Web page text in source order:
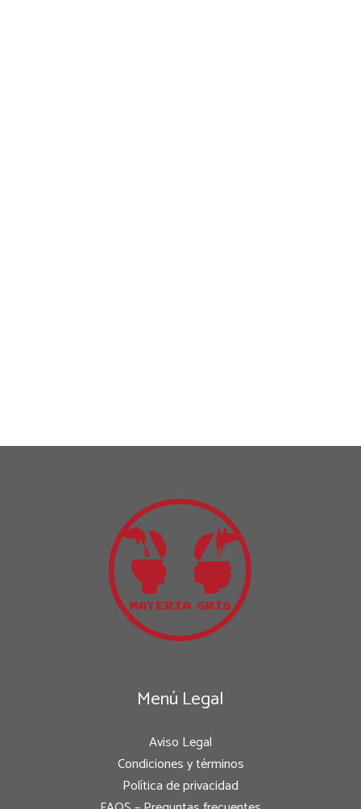
Menú Legal
Aviso Legal
Condiciones y términos
Política de privacidad